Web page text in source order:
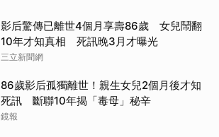
影后驚傳已離世4個月享壽86歲 女兒鬧翻
10年才知真相 死訊晚3月才曝光
三立新聞網
86歲影后孤獨離世！親生女兒2個月後才知
死訊 斷聯10年揭「毒母」秘辛
鏡報